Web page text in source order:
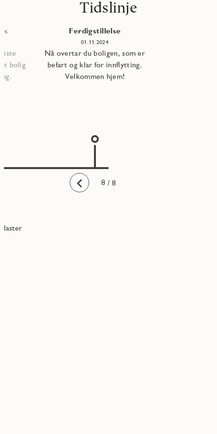
Tidslinje
Bakover
bolig
Ferdigstillelse
01.11.2024
Nå overtar du boligen, som er
befart og klar for innflytting.
Velkommen hjem!
1
2
3
4
5
6
7
8 / 8
laster